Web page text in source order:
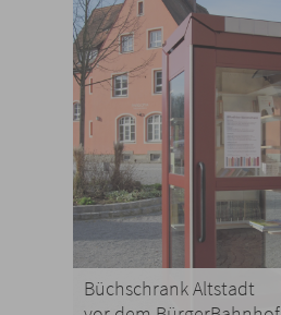
Büchschrank Altstadt